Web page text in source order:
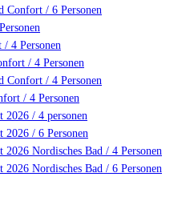
Confort / 6 Personen
/ 4 Personen
/ 4 Personen
Confort / 4 Personen
/ 4 Personen
2026 / 4 personen
2026 / 6 Personen
2026 Nordisches Bad / 4 Personen
2026 Nordisches Bad / 6 Personen